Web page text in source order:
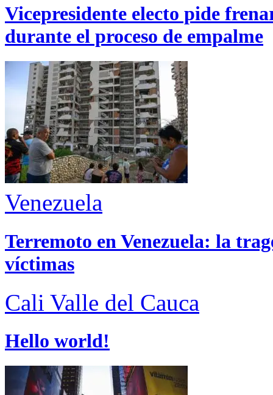
Vicepresidente electo pide
durante el proceso de empalme
Venezuela
Terremoto en Venezuela: la
víctimas
Cali Valle del Cauca
Hello world!